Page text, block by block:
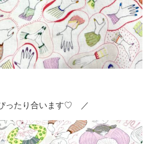
ったり合います♡ ／